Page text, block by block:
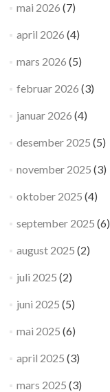
mai 2026 (7)
april 2026 (4)
mars 2026 (5)
februar 2026 (3)
januar 2026 (4)
desember 2025 (5)
november 2025 (3)
oktober 2025 (4)
september 2025 (6)
august 2025 (2)
juli 2025 (2)
juni 2025 (5)
mai 2025 (6)
april 2025 (3)
mars 2025 (3)